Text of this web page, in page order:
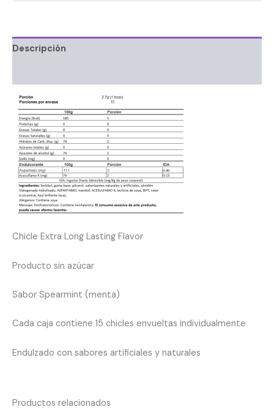
Descripción
Chicle Extra Long Lasting Flavor
Producto sin azúcar
Sabor Spearmint (menta)
Cada caja contiene 15 chicles envueltas individualmente
Endulzado con sabores artificiales y naturales
Productos relacionados